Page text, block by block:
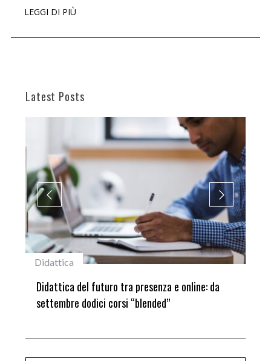
LEGGI DI PIÙ
Latest Posts
del futuro tra presenza e online: da
dodici corsi “blended”
#studentiunifi
Laureata